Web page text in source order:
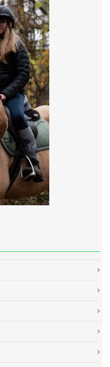
NENÍ
DOTACI V ROCE 2023
PRO BLIŽŠÍ INFO
UNIÍ SPORTU
" BUDE ZAHÁJEN